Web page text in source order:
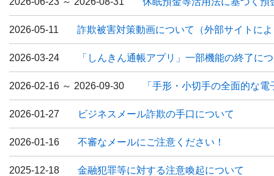
2026-05-11 詐欺被害対策動画について（外部サイトに
2026-03-24 「しんきん通帳アプリ」一部機能の終了に
2026-02-16 ～ 2026-09-30 「手形・小切手の全面的な
2026-01-27 ビジネスメール詐欺の手口について
2026-01-16 不審なメールにご注意ください！
2025-12-18 金融犯罪等に対する注意喚起について